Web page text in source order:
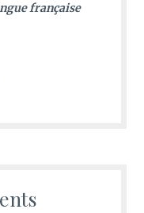
française